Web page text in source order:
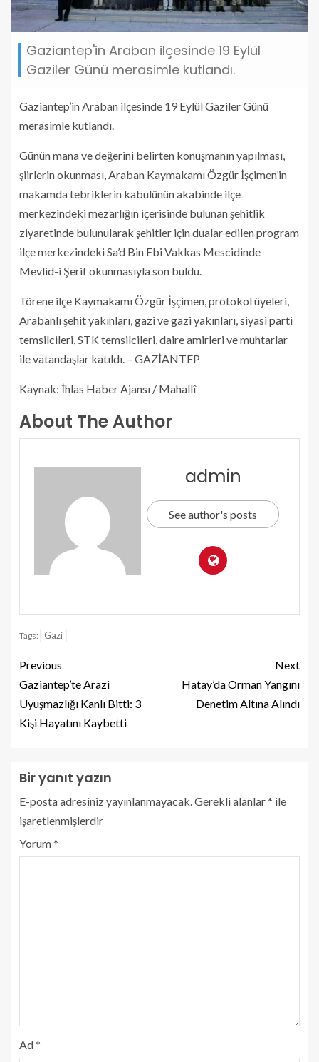
Gaziantep'in Araban ilçesinde 19 Eylül
Gaziler Günü merasimle kutlandı.
Gaziantep’in Araban ilçesinde 19 Eylül Gaziler Günü
merasimle kutlandı.
Günün mana ve değerini belirten konuşmanın yapılması,
şiirlerin okunması, Araban Kaymakamı Özgür İşçimen’in
makamda tebriklerin kabulünün akabinde ilçe
merkezindeki mezarlığın içerisinde bulunan şehitlik
ziyaretinde bulunularak şehitler için dualar edilen program
ilçe merkezindeki Sa’d Bin Ebi Vakkas Mescidinde
Mevlid-i Şerif okunmasıyla son buldu.
Törene ilçe Kaymakamı Özgür İşçimen, protokol üyeleri,
Arabanlı şehit yakınları, gazi ve gazi yakınları, siyasi parti
temsilcileri, STK temsilcileri, daire amirleri ve muhtarlar
ile vatandaşlar katıldı. – GAZİANTEP
Kaynak: İhlas Haber Ajansı / Mahallî
About The Author
admin
See author's posts
Tags: Gazi
Previous
Gaziantep’te Arazi
Uyuşmazlığı Kanlı Bitti: 3
Kişi Hayatını Kaybetti
Next
Hatay’da Orman Yangını
Denetim Altına Alındı
Bir yanıt yazın
E-posta adresiniz yayınlanmayacak.Gerekli alanlar* ile
işaretlenmişlerdir
Yorum*
Ad*